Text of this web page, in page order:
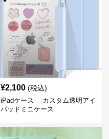
¥2,100 (税込)
iPadケース カスタム透明アイ
パッドミニケース